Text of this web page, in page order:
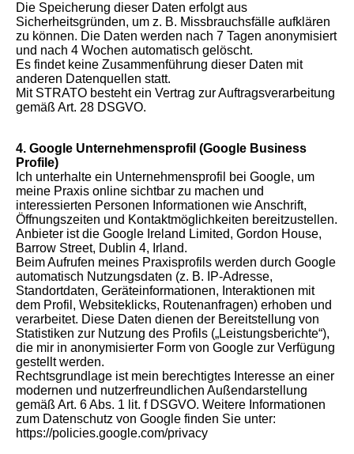
Die Speicherung dieser Daten erfolgt aus
Sicherheitsgründen, um z. B. Missbrauchsfälle aufklären
zu können. Die Daten werden nach 7 Tagen anonymisiert
und nach 4 Wochen automatisch gelöscht.
Es findet keine Zusammenführung dieser Daten mit
anderen Datenquellen statt.
Mit STRATO besteht ein Vertrag zur Auftragsverarbeitung
gemäß Art. 28 DSGVO.
4. Google Unternehmensprofil (Google Business
Profile)
Ich unterhalte ein Unternehmensprofil bei Google, um
meine Praxis online sichtbar zu machen und
interessierten Personen Informationen wie Anschrift,
Öffnungszeiten und Kontaktmöglichkeiten bereitzustellen.
Anbieter ist die Google Ireland Limited, Gordon House,
Barrow Street, Dublin 4, Irland.
Beim Aufrufen meines Praxisprofils werden durch Google
automatisch Nutzungsdaten (z. B. IP-Adresse,
Standortdaten, Geräteinformationen, Interaktionen mit
dem Profil, Websiteklicks, Routenanfragen) erhoben und
verarbeitet. Diese Daten dienen der Bereitstellung von
Statistiken zur Nutzung des Profils („Leistungsberichte“),
die mir in anonymisierter Form von Google zur Verfügung
gestellt werden.
Rechtsgrundlage ist mein berechtigtes Interesse an einer
modernen und nutzerfreundlichen Außendarstellung
gemäß Art. 6 Abs. 1 lit. f DSGVO. Weitere Informationen
zum Datenschutz von Google finden Sie unter:
https://policies.google.com/privacy